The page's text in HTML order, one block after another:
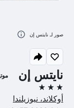
نايتس إن
3 نجوم
أوكلاند، نيوزيلندا
صور لـ نايتس إن